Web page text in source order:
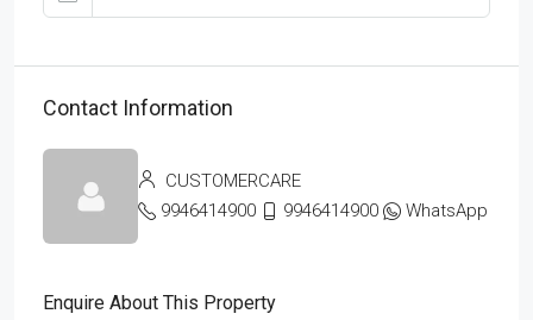
Contact Information
CUSTOMERCARE
9946414900
9946414900 WhatsApp
Enquire About This Property